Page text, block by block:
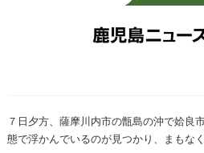
７日夕方、薩摩川内市の甑島の沖で姶良
態で浮かんでいるのが見つかり、まもな